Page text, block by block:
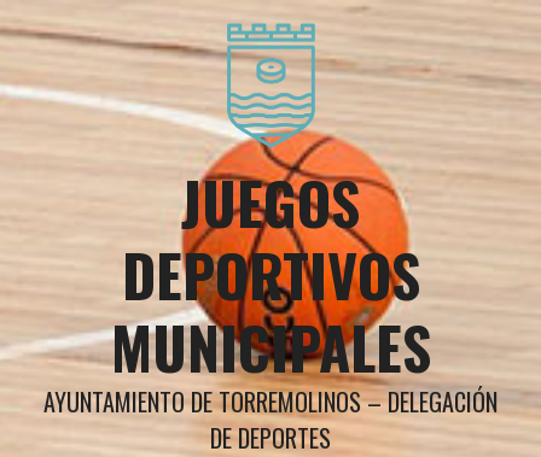
al
JUEGOS
DEPORTIVOS
MUNICIPALES
AYUNTAMIENTO DE TORREMOLINOS – DELEGACIÓN
DE DEPORTES